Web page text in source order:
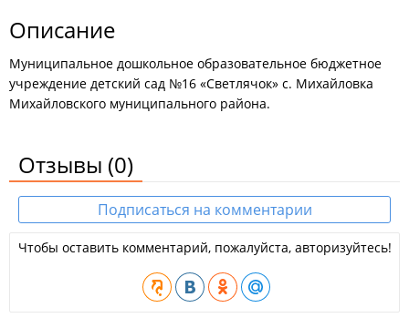
Описание
Муниципальное дошкольное образовательное бюджетное
учреждение детский сад №16 «Светлячок» с. Михайловка
Михайловского муниципального района.
Отзывы (0)
Подписаться на комментарии
Чтобы оставить комментарий, пожалуйста, авторизуйтесь!